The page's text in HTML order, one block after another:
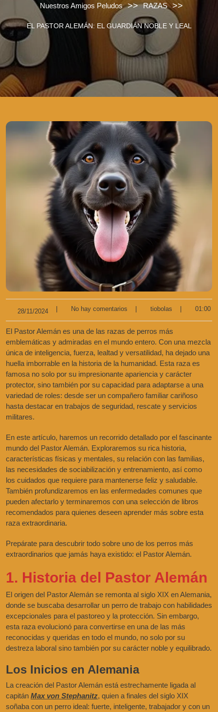
Nuestros Amigos Peludos >> RAZAS >>
EL PASTOR ALEMÁN: EL GUARDIÁN NOBLE Y LEAL
28/11/2024 No hay comentarios tiobolas 01:00
El Pastor Alemán es una de las razas de perros más
emblemáticas y admiradas en el mundo entero. Con una mezcla
única de inteligencia, fuerza, lealtad y versatilidad, ha dejado una
huella imborrable en la historia de la humanidad. Esta raza es
famosa no solo por su impresionante apariencia y carácter
protector, sino también por su capacidad para adaptarse a una
variedad de roles: desde ser un compañero familiar cariñoso
hasta destacar en trabajos de seguridad, rescate y servicios
militares.
En este artículo, haremos un recorrido detallado por el fascinante
mundo del Pastor Alemán. Exploraremos su rica historia,
características físicas y mentales, su relación con las familias,
las necesidades de sociabilización y entrenamiento, así como
los cuidados que requiere para mantenerse feliz y saludable.
También profundizaremos en las enfermedades comunes que
pueden afectarlo y terminaremos con una selección de libros
recomendados para quienes deseen aprender más sobre esta
raza extraordinaria.
Prepárate para descubrir todo sobre uno de los perros más
extraordinarios que jamás haya existido: el Pastor Alemán.
1. Historia del Pastor Alemán
El origen del Pastor Alemán se remonta al siglo XIX en Alemania,
donde se buscaba desarrollar un perro de trabajo con habilidades
excepcionales para el pastoreo y la protección. Sin embargo,
esta raza evolucionó para convertirse en una de las más
reconocidas y queridas en todo el mundo, no solo por su
destreza laboral sino también por su carácter noble y equilibrado.
Los Inicios en Alemania
La creación del Pastor Alemán está estrechamente ligada al
capitán Max von Stephanitz, quien a finales del siglo XIX
soñaba con un perro ideal: fuerte, inteligente, trabajador y con un